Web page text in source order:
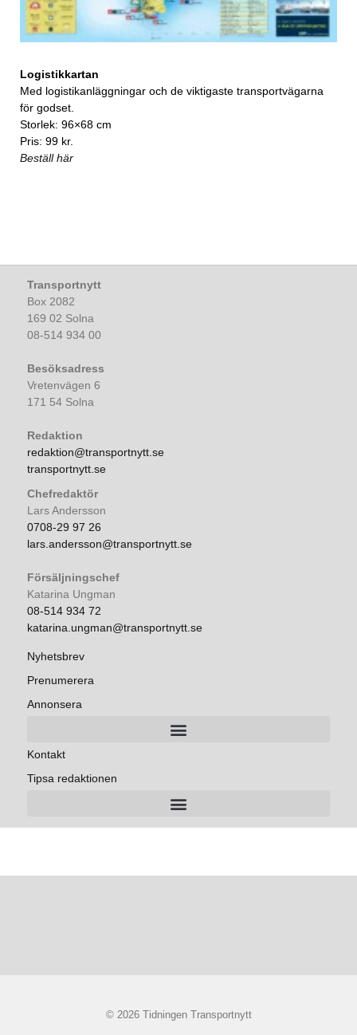
Logistikkartan
Med logistikanläggningar och de viktigaste transportvägarna
för godset.
Storlek: 96×68 cm
Pris: 99 kr.
Beställ här
Transportnytt
Box 2082
169 02 Solna
08-514 934 00
Besöksadress
Vretenvägen 6
171 54 Solna
Redaktion
redaktion@transportnytt.se
transportnytt.se
Chefredaktör
Lars Andersson
0708-29 97 26
lars.andersson@transportnytt.se
Försäljningschef
Katarina Ungman
08-514 934 72
katarina.ungman@transportnytt.se
Nyhetsbrev
Prenumerera
Annonsera
Kontakt
Tipsa redaktionen
© 2026 Tidningen Transportnytt